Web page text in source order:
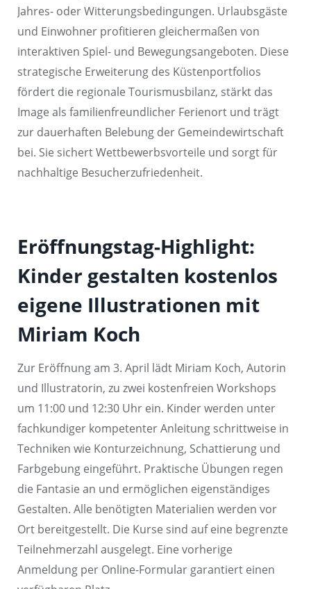
Jahres- oder Witterungsbedingungen. Urlaubsgäste
und Einwohner profitieren gleichermaßen von
interaktiven Spiel- und Bewegungsangeboten. Diese
strategische Erweiterung des Küstenportfolios
fördert die regionale Tourismusbilanz, stärkt das
Image als familienfreundlicher Ferienort und trägt
zur dauerhaften Belebung der Gemeindewirtschaft
bei. Sie sichert Wettbewerbsvorteile und sorgt für
nachhaltige Besucherzufriedenheit.
Eröffnungstag-Highlight:
Kinder gestalten kostenlos
eigene Illustrationen mit
Miriam Koch
Zur Eröffnung am 3. April lädt Miriam Koch, Autorin
und Illustratorin, zu zwei kostenfreien Workshops
um 11:00 und 12:30 Uhr ein. Kinder werden unter
fachkundiger kompetenter Anleitung schrittweise in
Techniken wie Konturzeichnung, Schattierung und
Farbgebung eingeführt. Praktische Übungen regen
die Fantasie an und ermöglichen eigenständiges
Gestalten. Alle benötigten Materialien werden vor
Ort bereitgestellt. Die Kurse sind auf eine begrenzte
Teilnehmerzahl ausgelegt. Eine vorherige
Anmeldung per Online-Formular garantiert einen